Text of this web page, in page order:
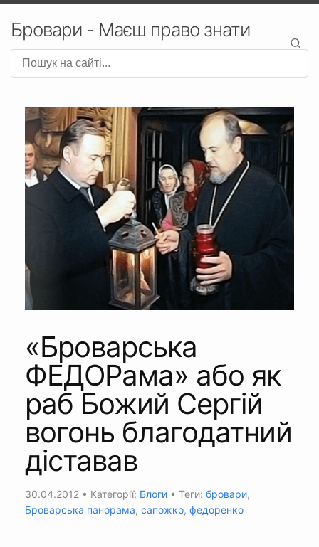
Бровари - Маєш право знати
«Броварська
ФЕДОРама» або як
раб Божий Сергій
вогонь благодатний
діставав
30.04.2012 • Категорії: Блоги • Теги: бровари,
Броварська панорама, сапожко, федоренко